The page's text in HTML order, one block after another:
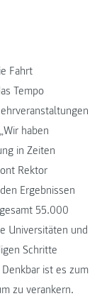
Fahrt
Tempo
haben
in Zeiten
Rektor
Ergebnissen
55.000
Universitäten und
Schritte
ist es zum
zu verankern.